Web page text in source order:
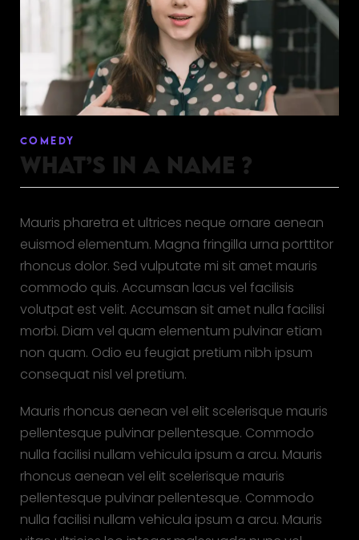
COMEDY
WHAT’S IN A NAME ?
Mauris pharetra et ultrices neque ornare aenean
euismod elementum. Magna fringilla urna porttitor
rhoncus dolor. Sed vulputate mi sit amet mauris
commodo quis. Accumsan lacus vel facilisis
volutpat est velit. Accumsan sit amet nulla facilisi
morbi. Diam vel quam elementum pulvinar etiam
non quam. Odio eu feugiat pretium nibh ipsum
consequat nisl vel pretium.
Mauris rhoncus aenean vel elit scelerisque mauris
pellentesque pulvinar pellentesque. Commodo
nulla facilisi nullam vehicula ipsum a arcu. Mauris
rhoncus aenean vel elit scelerisque mauris
pellentesque pulvinar pellentesque. Commodo
nulla facilisi nullam vehicula ipsum a arcu. Mauris